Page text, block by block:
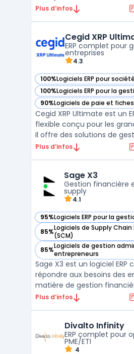
intégrer et automatiser
entreprises, se distinguent
à fusion ...
Plus d’infos
Cegid XRP
ERP complet pour
entreprises
4.3
100%Logiciels ERP pour
— voir Cegid XRP Ultimate
100%Logiciels ERP pour la
— voir Cegid XRP Ultimate
90%Logiciels de paie et
— voir Cegid XRP Ultimate
Cegid XRP Ultimate est un
flexible conçu pour les
Il offre des solutions de
couvrant les domaines
intuitive et des
ce logiciel permet de pilo ...
Plus d’infos
Sage X3
Gestion financière
supply
4.1
95%Logiciels ERP pour la
— voir Sage X3 dans cette
85%Logiciels de Supply
(SCM)
— voir Sage X3 dans cette
85%Logiciels de gestion
entrepreneurs
— voir Sage X3 dans cette
Sage X3 est un logiciel ERP
répondre aux besoins des
matière de gestion
production et de chaîne
d'automatiser leurs
un gain de temps et une
Plus d’infos
Divalto Infinity
ERP complet pour
PME/ETI
4